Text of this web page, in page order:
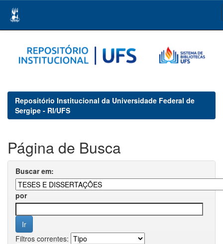
navigation
Repositório Institucional da Universidade Federal de
Sergipe - RI/UFS
Página de Busca
Buscar em:
por
Filtros correntes: